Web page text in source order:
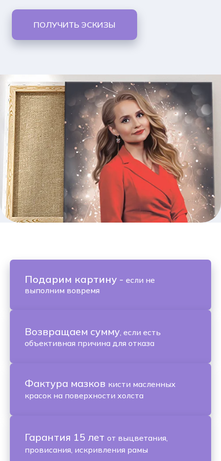
ПОЛУЧИТЬ ЭСКИЗЫ
Подарим картину - если не
выполним вовремя
Возвращаем сумму, если есть
объективная причина для отказа
Фактура мазков кисти масленных
красок на поверхности холста
Гарантия 15 лет от выцветания,
провисания, искривления рамы